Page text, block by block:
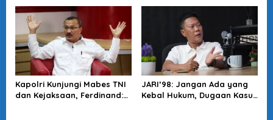
Kapolri Kunjungi Mabes TNI
dan Kejaksaan, Ferdinand:
JARI’98: Jangan Ada yang
Kebal Hukum, Dugaan Kasus